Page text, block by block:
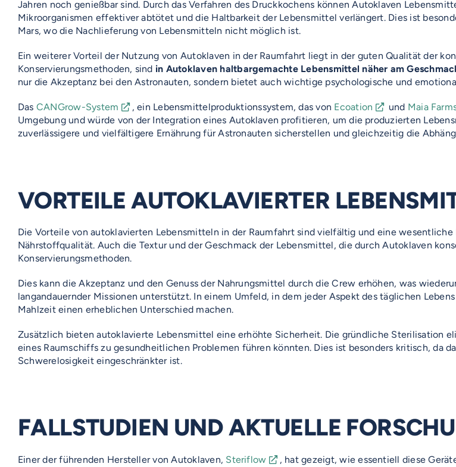
Jahren noch genießbar sind. Durch das Verfahren des Druckkochens können Autoklaven
Mikroorganismen effektiver abtötet und die Haltbarkeit der Lebensmittel verlängert. Dies ist
Mars, wo die Nachlieferung von Lebensmitteln nicht möglich ist.
Ein weiterer Vorteil der Nutzung von Autoklaven in der Raumfahrt liegt in der guten Qualität der
Konservierungsmethoden, sind in Autoklaven haltbargemachte Lebensmittel näher am
nur die Akzeptanz bei den Astronauten, sondern bietet auch wichtige psychologische und
Das CANGrow-System , ein Lebensmittelproduktionssystem, das von Ecoation und Maia
Umgebung und würde von der Integration eines Autoklaven profitieren, um die produzierten
zuverlässigere und vielfältigere Ernährung für Astronauten sicherstellen und gleichzeitig die
VORTEILE AUTOKLAVIERTER
Die Vorteile von autoklavierten Lebensmitteln in der Raumfahrt sind vielfältig und eine
Nährstoffqualität. Auch die Textur und der Geschmack der Lebensmittel, die durch Autoklaven
Konservierungsmethoden.
Dies kann die Akzeptanz und den Genuss der Nahrungsmittel durch die Crew erhöhen, was
langandauernder Missionen unterstützt. In einem Umfeld, in dem jeder Aspekt des täglichen
Mahlzeit einen erheblichen Unterschied machen.
Zusätzlich bieten autoklavierte Lebensmittel eine erhöhte Sicherheit. Die gründliche Sterilisation
eines Raumschiffs zu gesundheitlichen Problemen führen könnten. Dies ist besonders kritisch, da
Schwerelosigkeit eingeschränkter ist.
FALLSTUDIEN UND AKTUELLE
Einer der führenden Hersteller von Autoklaven, Steriflow
, hat gezeigt, wie essentiell diese